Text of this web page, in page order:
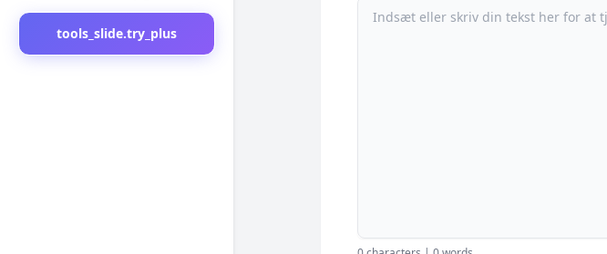
tools_slide.try_plus